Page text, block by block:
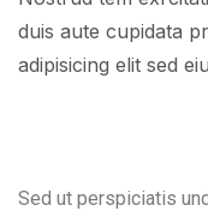
duis aute cupidata
adipisicing elit sed
Sed ut perspiciatis